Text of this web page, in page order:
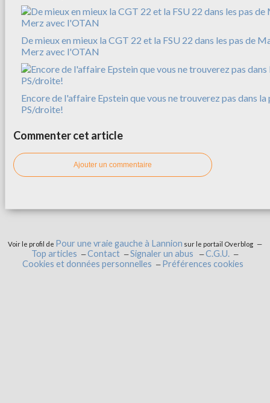
De mieux en mieux la CGT 22 et la FSU 22 dans les pas de
Merz avec l'OTAN
Encore de l'affaire Epstein que vous ne trouverez pas dans
PS/droite!
Commenter cet article
Ajouter un commentaire
Voir le profil de Pour une vraie gauche à Lannion sur le portail Overblog
Top articles Contact Signaler un abus
C.G.U.
Cookies et données personnelles
Préférences cookies